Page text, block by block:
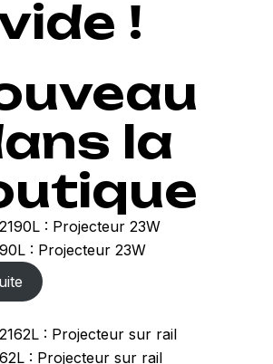
!
la
: Projecteur 23W
: Projecteur sur rail